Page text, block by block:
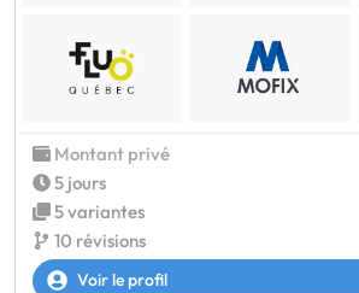
Montant privé
5 jours
5 variantes
10 révisions
Voir le profil